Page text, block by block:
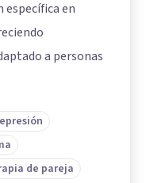
específica en
a personas
de pareja